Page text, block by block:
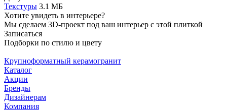
Текстуры 3.1 МБ
Хотите увидеть в интерьере?
Мы сделаем 3D-проект под ваш интерьер с этой плиткой
Записаться
Подборки по стилю и цвету
Крупноформатный керамогранит
Каталог
Акции
Бренды
Дизайнерам
Компания